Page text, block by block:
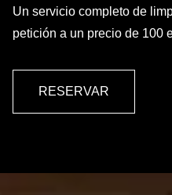
Un servicio completo de
petición a un precio de 100
RESERVAR